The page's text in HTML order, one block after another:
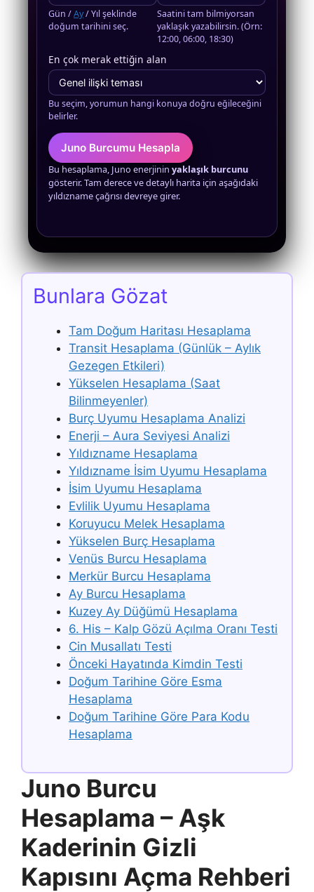
Gün /Ay/ Yıl şeklinde
doğum tarihini seç.
Saatini tam bilmiyorsan
yaklaşık yazabilirsin. (Örn:
12:00, 06:00, 18:30)
En çok merak ettiğin alan
Bu seçim, yorumun hangi konuya doğru eğileceğini
belirler.
Juno Burcumu Hesapla
Bu hesaplama, Juno enerjinin yaklaşık burcunu
gösterir. Tam derece ve detaylı harita için aşağıdaki
yıldızname çağrısı devreye girer.
Bunlara Gözat
Tam Doğum Haritası Hesaplama
Transit Hesaplama (Günlük – Aylık
Gezegen Etkileri)
Yükselen Hesaplama (Saat
Bilinmeyenler)
Burç Uyumu Hesaplama Analizi
Enerji – Aura Seviyesi Analizi
Yıldızname Hesaplama
Yıldızname İsim Uyumu Hesaplama
İsim Uyumu Hesaplama
Evlilik Uyumu Hesaplama
Koruyucu Melek Hesaplama
Yükselen Burç Hesaplama
Venüs Burcu Hesaplama
Merkür Burcu Hesaplama
Ay Burcu Hesaplama
Kuzey Ay Düğümü Hesaplama
6. His – Kalp Gözü Açılma Oranı Testi
Cin Musallatı Testi
Önceki Hayatında Kimdin Testi
Doğum Tarihine Göre Esma
Hesaplama
Doğum Tarihine Göre Para Kodu
Hesaplama
Juno Burcu
Hesaplama – Aşk
Kaderinin Gizli
Kapısını Açma Rehberi